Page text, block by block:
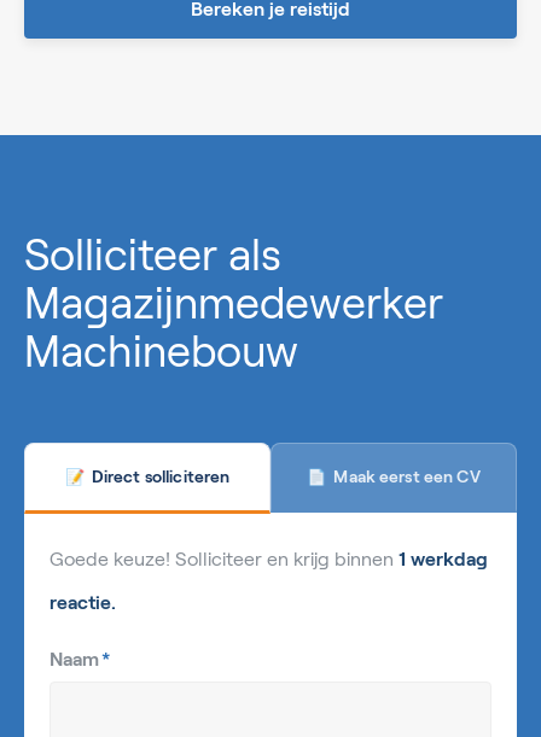
Bereken je reistijd
Solliciteer als
Magazijnmedewerker
Machinebouw
📝 Direct solliciteren 📄 Maak eerst een CV
Goede keuze! Solliciteer en krijg binnen 1 werkdag
reactie.
Naam*